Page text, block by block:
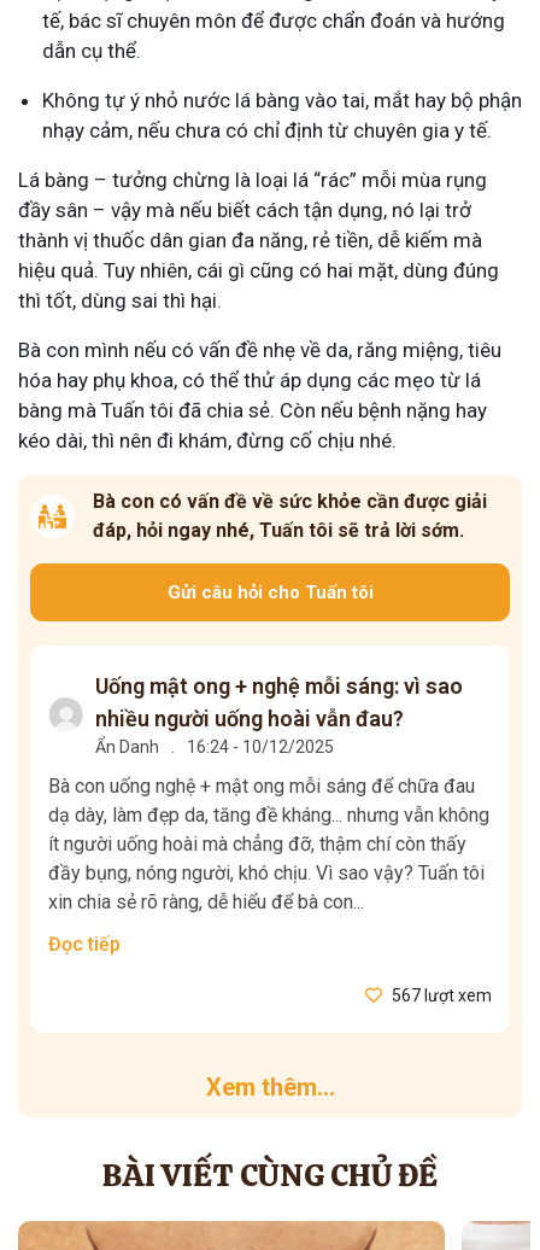
tế, bác sĩ chuyên môn để được chẩn đoán và hướng
dẫn cụ thể.
Không tự ý nhỏ nước lá bàng vào tai, mắt hay bộ phận
nhạy cảm, nếu chưa có chỉ định từ chuyên gia y tế.
Lá bàng – tưởng chừng là loại lá “rác” mỗi mùa rụng
đầy sân – vậy mà nếu biết cách tận dụng, nó lại trở
thành vị thuốc dân gian đa năng, rẻ tiền, dễ kiếm mà
hiệu quả. Tuy nhiên, cái gì cũng có hai mặt, dùng đúng
thì tốt, dùng sai thì hại.
Bà con mình nếu có vấn đề nhẹ về da, răng miệng, tiêu
hóa hay phụ khoa, có thể thử áp dụng các mẹo từ lá
bàng mà Tuấn tôi đã chia sẻ. Còn nếu bệnh nặng hay
kéo dài, thì nên đi khám, đừng cố chịu nhé.
Bà con có vấn đề về sức khỏe cần được giải
đáp, hỏi ngay nhé, Tuấn tôi sẽ trả lời sớm.
Gửi câu hỏi cho Tuấn tôi
Uống mật ong + nghệ mỗi sáng: vì sao
nhiều người uống hoài vẫn đau?
Ẩn Danh 16:24 - 10/12/2025
Bà con uống nghệ + mật ong mỗi sáng để chữa đau
dạ dày, làm đẹp da, tăng đề kháng... nhưng vẫn không
ít người uống hoài mà chẳng đỡ, thậm chí còn thấy
đầy bụng, nóng người, khó chịu. Vì sao vậy? Tuấn tôi
xin chia sẻ rõ ràng, dễ hiểu để bà con...
Đọc tiếp
567 lượt xem
Xem thêm...
BÀI VIẾT CÙNG CHỦ ĐỀ